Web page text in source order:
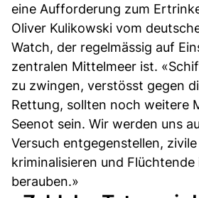
eine Aufforderung zum
Oliver Kulikowski vom
Watch, der regelmässig auf
zentralen Mittelmeer ist.
zu zwingen, verstösst gegen
Rettung, sollten noch weitere
Seenot sein. Wir werden uns
Versuch entgegenstellen,
kriminalisieren und
berauben.»